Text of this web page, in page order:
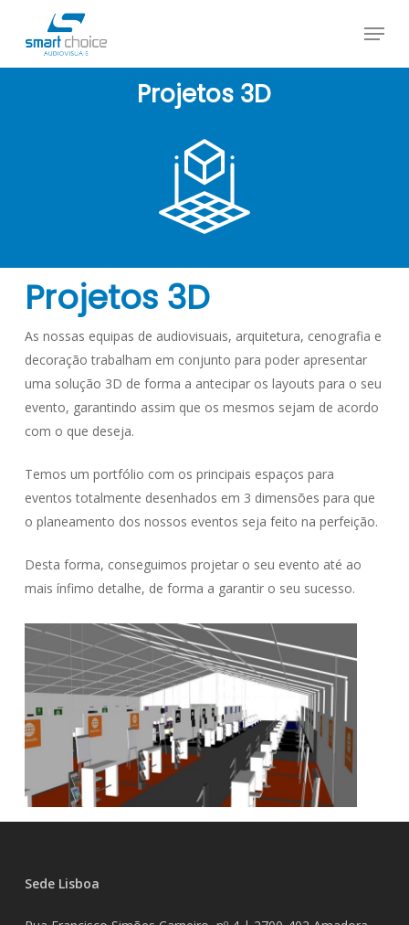
Menu
Projetos 3D
Projetos 3D
As nossas equipas de audiovisuais, arquitetura, cenografia e
decoração trabalham em conjunto para poder apresentar
uma solução 3D de forma a antecipar os layouts para o seu
evento, garantindo assim que os mesmos sejam de acordo
com o que deseja.
Temos um portfólio com os principais espaços para
eventos totalmente desenhados em 3 dimensões para que
o planeamento dos nossos eventos seja feito na perfeição.
Desta forma, conseguimos projetar o seu evento até ao
mais ínfimo detalhe, de forma a garantir o seu sucesso.
Sede Lisboa